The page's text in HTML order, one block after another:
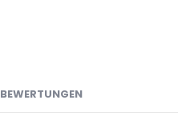
BEWERTUNGEN